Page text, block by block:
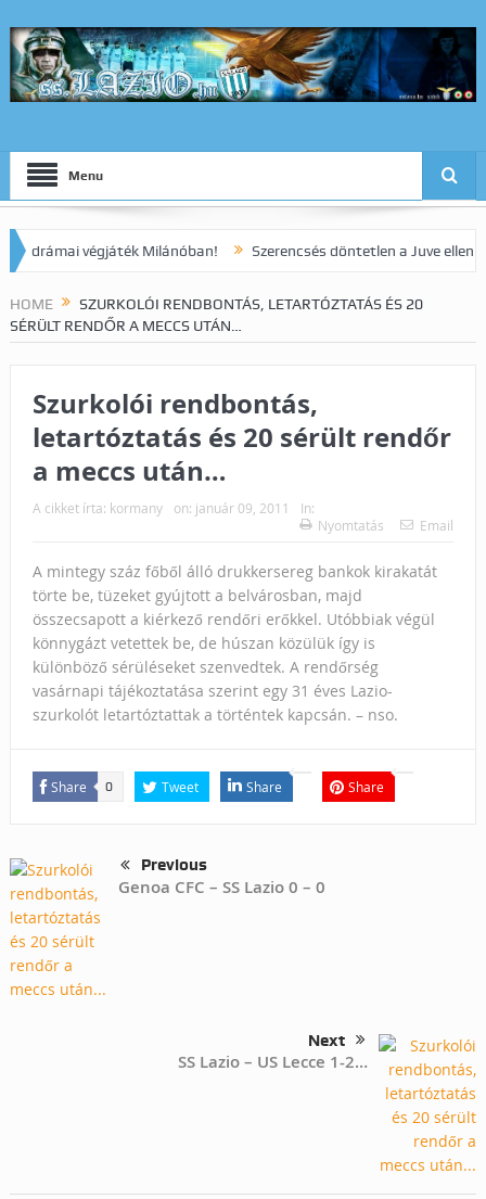
Menu
végjáték Milánóban! Szerencsés döntetlen a Juve elleni
HOME
SZURKOLÓI RENDBONTÁS, LETARTÓZTATÁS ÉS 20
SÉRÜLT RENDŐR A MECCS UTÁN…
Szurkolói rendbontás,
letartóztatás és 20 sérült rendőr
a meccs után…
A cikket írta: kormany on: január 09, 2011
In:
Nyomtatás
Email
A mintegy száz főből álló drukkersereg bankok kirakatát
törte be, tüzeket gyújtott a belvárosban, majd
összecsapott a kiérkező rendőri erőkkel. Utóbbiak végül
könnygázt vetettek be, de húszan közülük így is
különböző sérüléseket szenvedtek. A rendőrség
vasárnapi tájékoztatása szerint egy 31 éves Lazio-
szurkolót letartóztattak a történtek kapcsán. – nso.
Share 0 Tweet Share Share
Previous
Genoa CFC – SS Lazio 0 – 0
Next
SS Lazio – US Lecce 1-2…